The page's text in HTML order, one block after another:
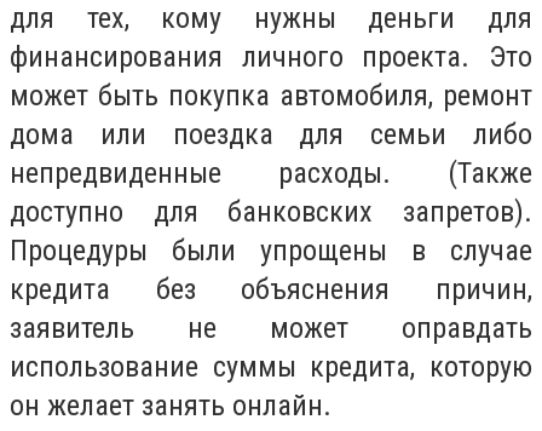
для тех, кому нужны деньги для
финансирования личного проекта. Это
может быть покупка автомобиля, ремонт
дома или поездка для семьи либо
непредвиденные расходы. (Также
доступно для банковских запретов).
Процедуры были упрощены в случае
кредита без объяснения причин,
заявитель не может оправдать
использование суммы кредита, которую
он желает занять онлайн.